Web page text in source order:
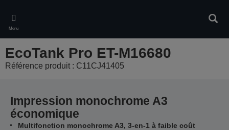
main
content
Menu
EcoTank Pro ET-M16680
Référence produit : C11CJ41405
Impression monochrome A3
économique
Multifonction monochrome A3, 3-en-1 à faible coût